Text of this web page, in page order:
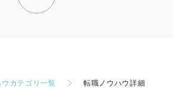
カテゴリ一覧 転職ノウハウ詳細